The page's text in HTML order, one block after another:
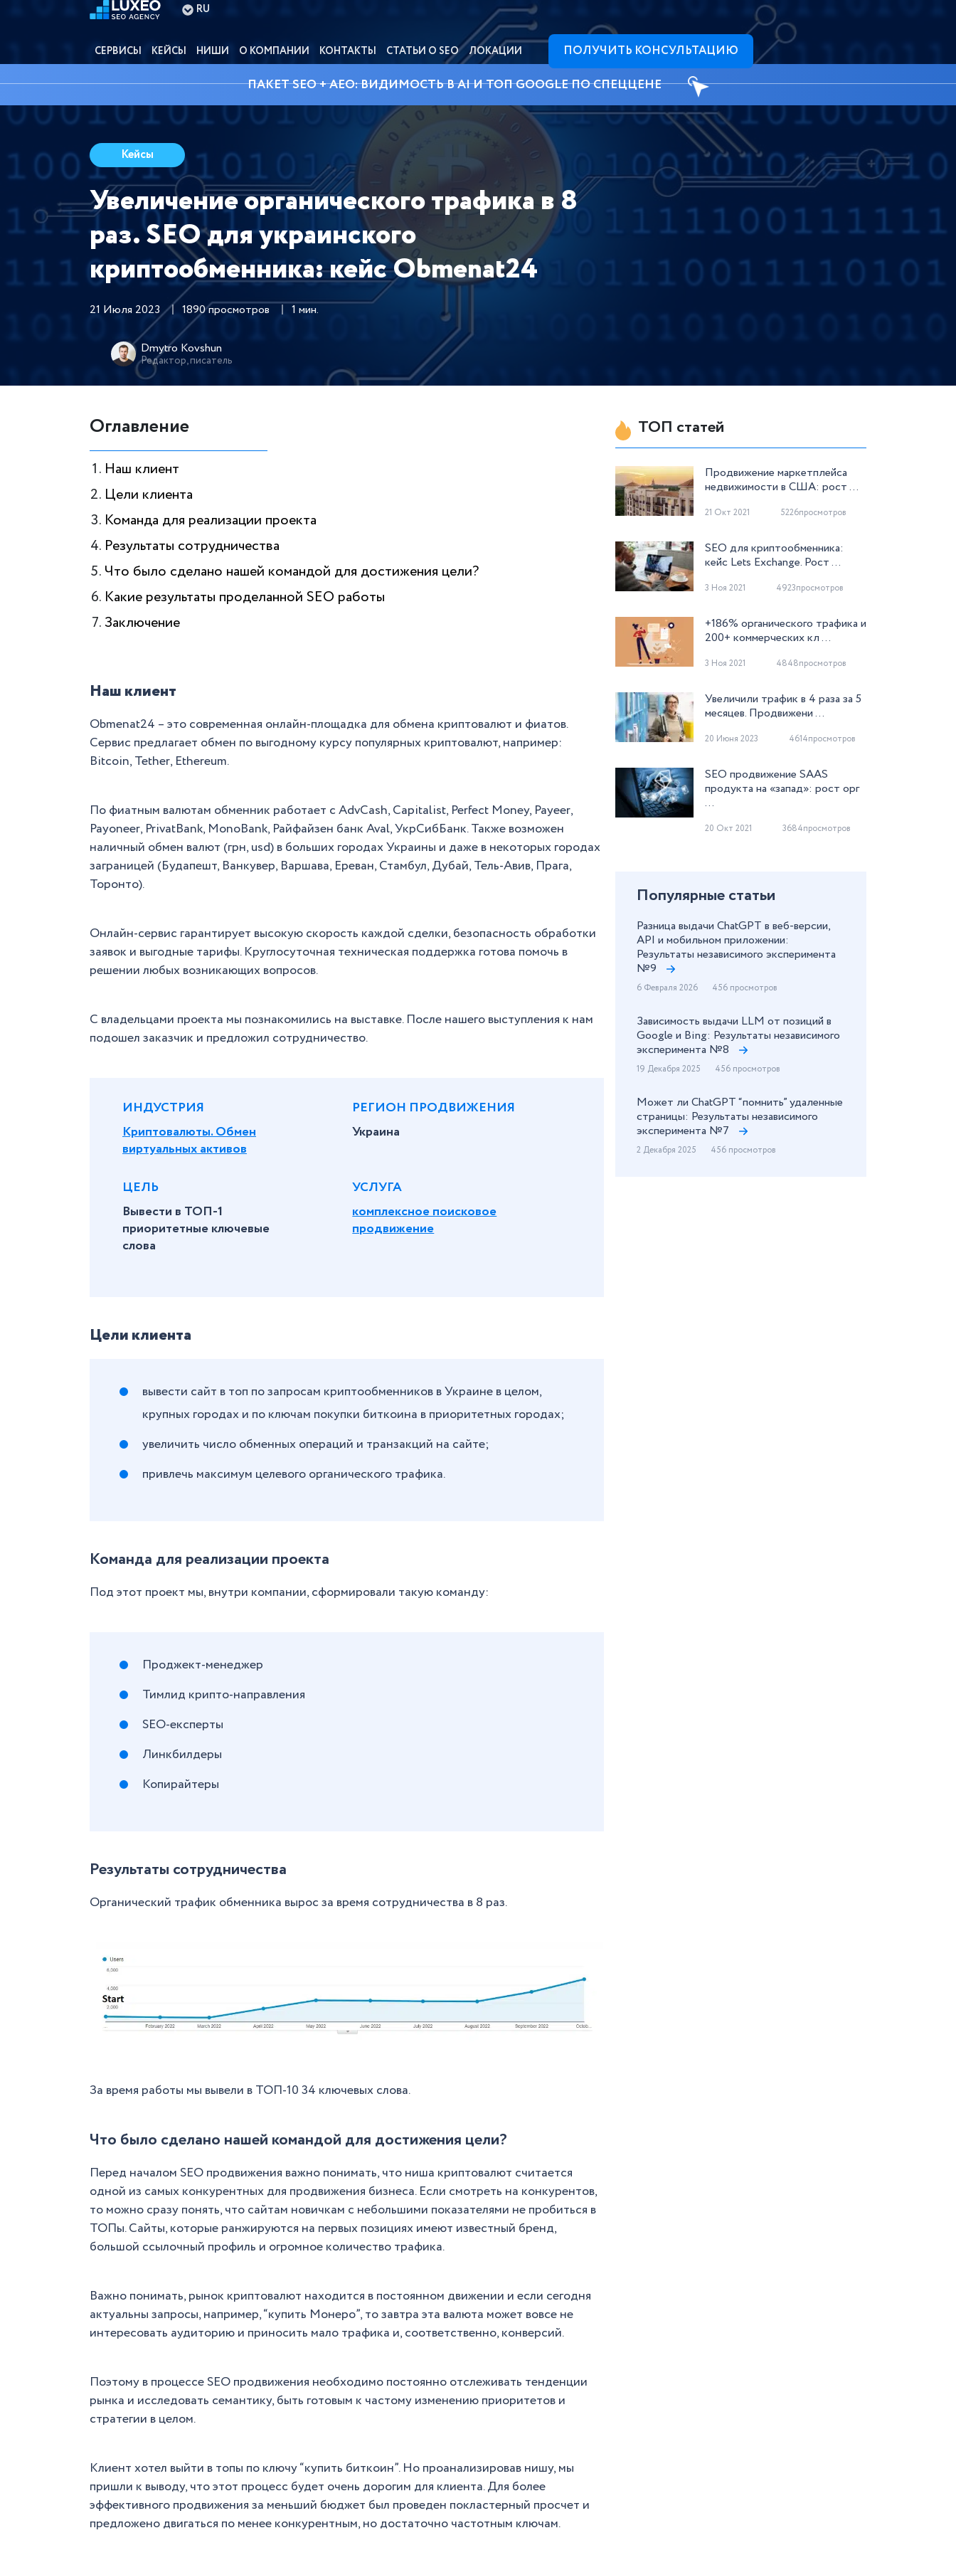
RU
СЕРВИСЫ КЕЙСЫ НИШИ О КОМПАНИИ КОНТАКТЫ СТАТЬИ О SEO ЛОКАЦИИ ПОЛУЧИТЬ КОНСУЛЬТАЦИЮ
ПАКЕТ SEO + AEO: ВИДИМОСТЬ В AI И ТОП GOOGLE ПО СПЕЦЦЕНЕ
Кейсы
Увеличение органического трафика в 8
раз. SEO для украинского
криптообменника: кейс Obmenat24
21 Июля 2023 1890 просмотров 1 мин.
Dmytro Kovshun
Редактор, писатель
Оглавление
Наш клиент
Цели клиента
Команда для реализации проекта
Результаты сотрудничества
Что было сделано нашей командой для достижения цели?
Какие результаты проделанной SEO работы
Заключение
Наш клиент
Obmenat24 – это современная онлайн-площадка для обмена криптовалют и фиатов.
Сервис предлагает обмен по выгодному курсу популярных криптовалют, например:
Bitcoin, Tether, Ethereum.
По фиатным валютам обменник работает с AdvCash, Capitalist, Perfect Money, Payeer,
Payoneer, PrivatBank, MonoBank, Райфайзен банк Aval, УкрСибБанк. Также возможен
наличный обмен валют (грн, usd) в больших городах Украины и даже в некоторых городах
заграницей (Будапешт, Ванкувер, Варшава, Ереван, Стамбул, Дубай, Тель-Авив, Прага,
Торонто).
Онлайн-сервис гарантирует высокую скорость каждой сделки, безопасность обработки
заявок и выгодные тарифы. Круглосуточная техническая поддержка готова помочь в
решении любых возникающих вопросов.
С владельцами проекта мы познакомились на выставке. После нашего выступления к нам
подошел заказчик и предложил сотрудничество.
ИНДУСТРИЯ
Криптовалюты. Обмен
виртуальных активов
РЕГИОН ПРОДВИЖЕНИЯ
Украина
ЦЕЛЬ
Вывести в ТОП-1
приоритетные ключевые
слова
УСЛУГА
комплексное поисковое
продвижение
Цели клиента
вывести сайт в топ по запросам криптообменников в Украине в целом,
крупных городах и по ключам покупки биткоина в приоритетных городах;
увеличить число обменных операций и транзакций на сайте;
привлечь максимум целевого органического трафика.
Команда для реализации проекта
Под этот проект мы, внутри компании, сформировали такую команду:
Проджект-менеджер
Тимлид крипто-направления
SEO-експерты
Линкбилдеры
Копирайтеры
Результаты сотрудничества
Органический трафик обменника вырос за время сотрудничества в 8 раз.
За время работы мы вывели в ТОП-10 34 ключевых слова.
Что было сделано нашей командой для достижения цели?
Перед началом SEO продвижения важно понимать, что ниша криптовалют считается
одной из самых конкурентных для продвижения бизнеса. Если смотреть на конкурентов,
то можно сразу понять, что сайтам новичкам с небольшими показателями не пробиться в
ТОПы. Сайты, которые ранжируются на первых позициях имеют известный бренд,
большой ссылочный профиль и огромное количество трафика.
Важно понимать, рынок криптовалют находится в постоянном движении и если сегодня
актуальны запросы, например, “купить Монеро”, то завтра эта валюта может вовсе не
интересовать аудиторию и приносить мало трафика и, соответственно, конверсий.
Поэтому в процессе SEO продвижения необходимо постоянно отслеживать тенденции
рынка и исследовать семантику, быть готовым к частому изменению приоритетов и
стратегии в целом.
Клиент хотел выйти в топы по ключу “купить биткоин”. Но проанализировав нишу, мы
пришли к выводу, что этот процесс будет очень дорогим для клиента. Для более
эффективного продвижения за меньший бюджет был проведен покластерный просчет и
предложено двигаться по менее конкурентным, но достаточно частотным ключам.
ТОП статей
Продвижение маркетплейса
недвижимости в США: рост ...
21 Окт 2021 5226просмотров
SEO для криптообменника:
кейс Lets Exchange. Рост ...
3 Ноя 2021 4923просмотров
+186% органического трафика и
200+ коммерческих кл ...
3 Ноя 2021 4848просмотров
Увеличили трафик в 4 раза за 5
месяцев. Продвижени ...
20 Июня 2023 4614просмотров
SEO продвижение SAAS
продукта на «запад»: рост орг
...
20 Окт 2021 3684просмотров
Популярные статьи
Разница выдачи ChatGPT в веб-версии,
API и мобильном приложении:
Результаты независимого эксперимента
№9
6 Февраля 2026 456 просмотров
Зависимость выдачи LLM от позиций в
Google и Bing: Результаты независимого
эксперимента №8
19 Декабря 2025 456 просмотров
Может ли ChatGPT “помнить” удаленные
страницы: Результаты независимого
эксперимента №7
2 Декабря 2025 456 просмотров